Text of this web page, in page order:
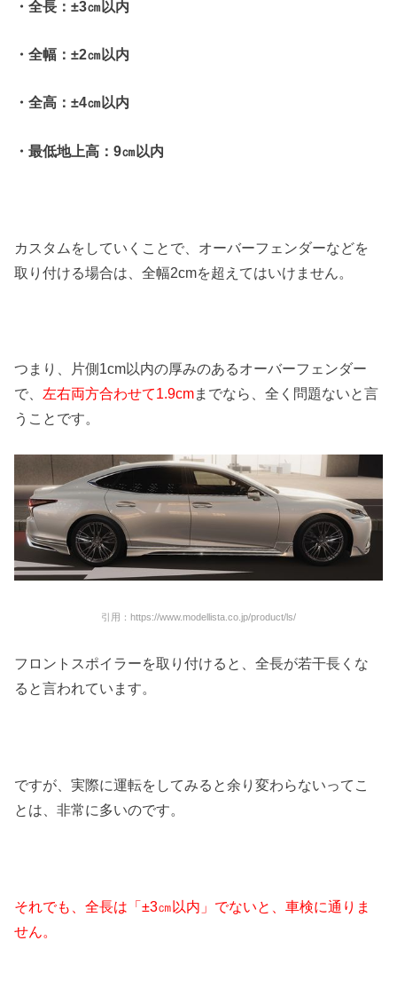
・全長：±3㎝以内
・全幅：±2㎝以内
・全高：±4㎝以内
・最低地上高：9㎝以内
カスタムをしていくことで、オーバーフェンダーなどを
取り付ける場合は、全幅2cmを超えてはいけません。
つまり、片側1cm以内の厚みのあるオーバーフェンダー
で、 左右両方合わせて1.9cmまでなら、全く問題ないと言
うことです。
引用：https://www.modellista.co.jp/product/ls/
フロントスポイラーを取り付けると、全長が若干長くな
ると言われています。
ですが、実際に運転をしてみると余り変わらないってこ
とは、非常に多いのです。
それでも、全長は「±3㎝以内」でないと、車検に通りま
せん。